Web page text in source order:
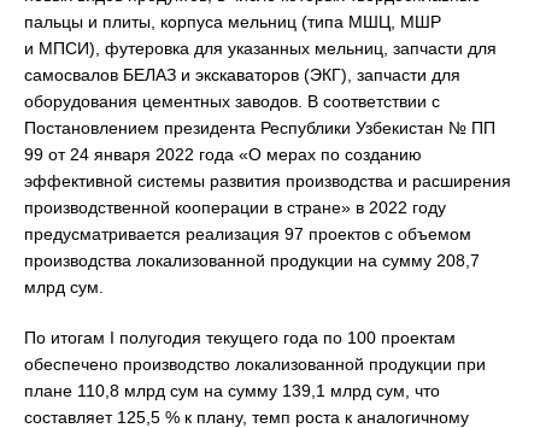
пальцы и плиты, корпуса мельниц (типа МШЦ, МШР
и МПСИ), футеровка для указанных мельниц, запчасти для
самосвалов БЕЛАЗ и экскаваторов (ЭКГ), запчасти для
оборудования цементных заводов. В соответствии с
Постановлением президента Республики Узбекистан № ПП
99 от 24 января 2022 года «О мерах по созданию
эффективной системы развития производства и расширения
производственной кооперации в стране» в 2022 году
предусматривается реализация 97 проектов с объемом
производства локализованной продукции на сумму 208,7
млрд сум.
По итогам I полугодия текущего года по 100 проектам
обеспечено производство локализованной продукции при
плане 110,8 млрд сум на сумму 139,1 млрд сум, что
составляет 125,5 % к плану, темп роста к аналогичному